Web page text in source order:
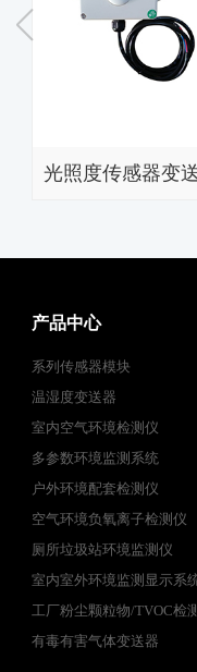
产品中心
系列传感器模块
温湿度变送器
室内空气环境检测仪
多参数环境监测系统
户外环境配套检测仪
空气环境负氧离子检测仪
厕所垃圾站环境监测仪
室内室外环境监测显示系
工厂粉尘颗粒物/TVOC检
有毒有害气体变送器